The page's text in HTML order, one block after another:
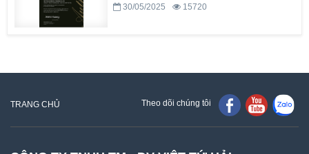
30/05/2025 15720
TRANG CHỦ Theo dõi chúng tôi